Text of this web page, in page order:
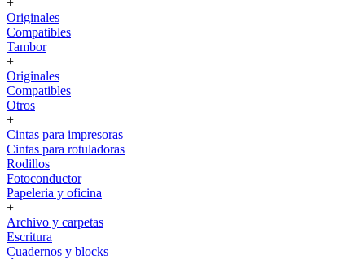
+
Originales
Compatibles
Tambor
+
Originales
Compatibles
Otros
+
Cintas para impresoras
Cintas para rotuladoras
Rodillos
Fotoconductor
Papeleria y oficina
+
Archivo y carpetas
Escritura
Cuadernos y blocks